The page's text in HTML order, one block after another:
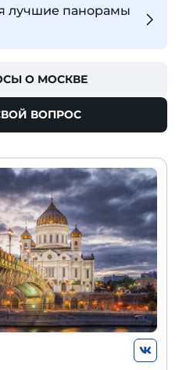
лучшие панорамы
О МОСКВЕ
ВОПРОС